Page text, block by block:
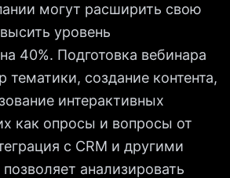
могут расширить свою
уровень
40%. Подготовка вебинара
тематики, создание контента,
интерактивных
как опросы и вопросы от
с CRM и другими
анализировать